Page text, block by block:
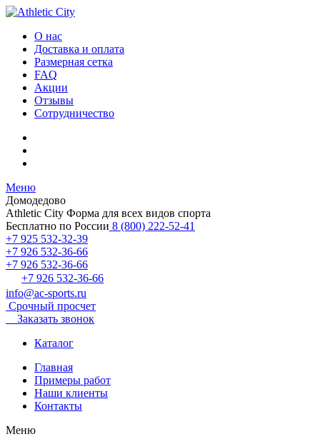
О нас
Доставка и оплата
Размерная сетка
FAQ
Акции
Отзывы
Сотрудничество
Меню
Домодедово
Athletic City Форма для всех видов спорта
Бесплатно по России 8 (800) 222-52-41
+7 925 532-32-39
+7 926 532-36-66
+7 926 532-36-66
+7 926 532-36-66
info@ac-sports.ru
Срочный просчет
Заказать звонок
Каталог
Главная
Примеры работ
Наши клиенты
Контакты
Меню